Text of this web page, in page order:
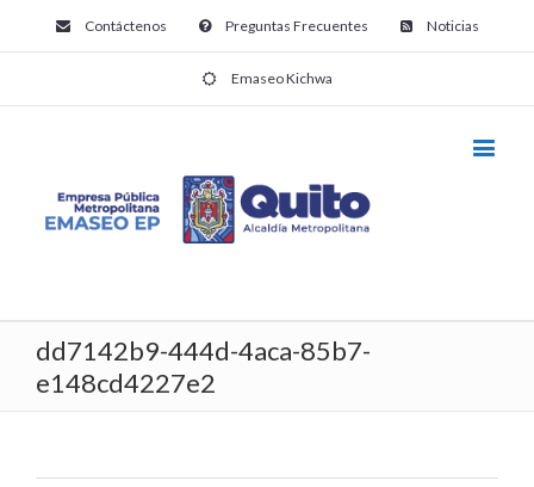
Contáctenos Preguntas Frecuentes Noticias
Emaseo Kichwa
dd7142b9-444d-4aca-85b7-
e148cd4227e2